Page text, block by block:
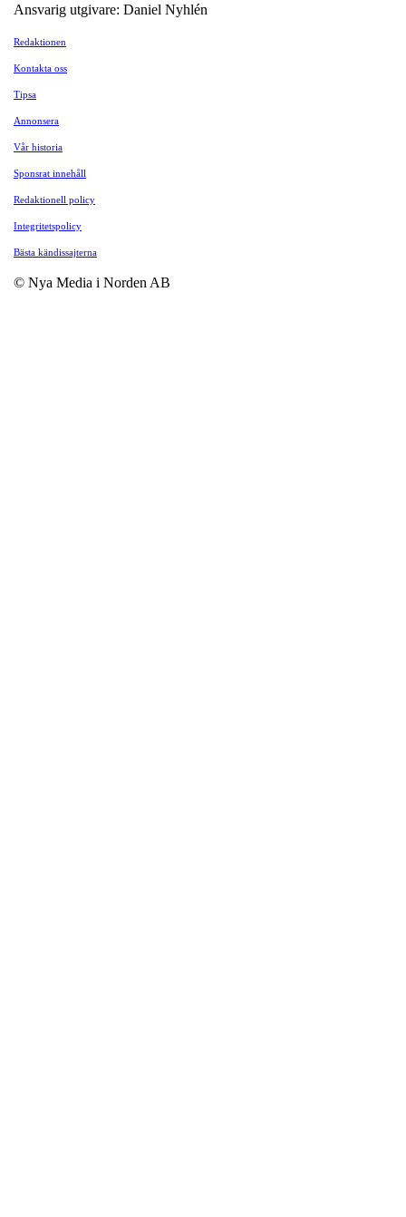
Ansvarig utgivare: Daniel Nyhlén
Redaktionen
Kontakta oss
Tipsa
Annonsera
Vår historia
Sponsrat innehåll
Redaktionell policy
Integritetspolicy
Bästa kändissajterna
© Nya Media i Norden AB